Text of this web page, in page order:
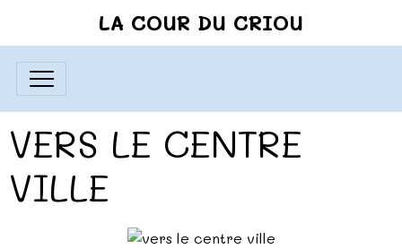
LA COUR DU CRIOU
VERS LE CENTRE
VILLE